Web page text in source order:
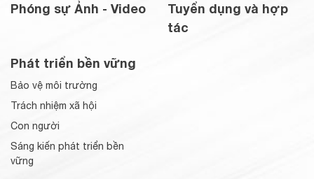
Phóng sự Ảnh - Video
Tuyển dụng và hợp
tác
Phát triển bền vững
Bảo vệ môi trường
Trách nhiệm xã hội
Con người
Sáng kiến phát triển bền
vững